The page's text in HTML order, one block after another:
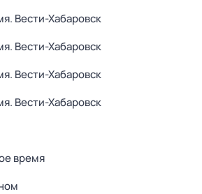
Вести-Хабаровск
Вести-Хабаровск
Вести-Хабаровск
Вести-Хабаровск
время